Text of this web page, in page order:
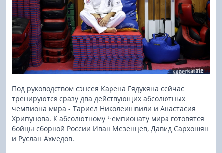
Под руководством сэнсея Карена Гядукяна сейчас
тренируются сразу два действующих абсолютных
чемпиона мира - Тариел Николеишвили и Анастасия
Хрипунова. К абсолютному Чемпионату мира готовятся
бойцы сборной России Иван Мезенцев, Давид Сархошян
и Руслан Ахмедов.